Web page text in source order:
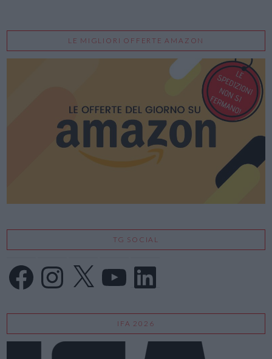
LE MIGLIORI OFFERTE AMAZON
TG SOCIAL
FacebookInstagram
X LinkedIn
IFA 2026